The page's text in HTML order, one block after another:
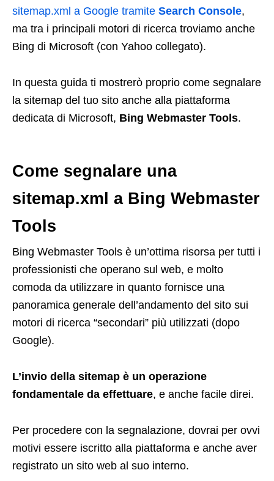
sitemap.xml a Google tramite Search Console,
ma tra i principali motori di ricerca troviamo anche
Bing di Microsoft (con Yahoo collegato).
In questa guida ti mostrerò proprio come segnalare
la sitemap del tuo sito anche alla piattaforma
dedicata di Microsoft, Bing Webmaster Tools.
Come segnalare una
sitemap.xml a Bing Webmaster
Tools
Bing Webmaster Tools è un’ottima risorsa per tutti i
professionisti che operano sul web, e molto
comoda da utilizzare in quanto fornisce una
panoramica generale dell’andamento del sito sui
motori di ricerca “secondari” più utilizzati (dopo
Google).
L’invio della sitemap è un operazione
fondamentale da effettuare, e anche facile direi.
Per procedere con la segnalazione, dovrai per ovvi
motivi essere iscritto alla piattaforma e anche aver
registrato un sito web al suo interno.